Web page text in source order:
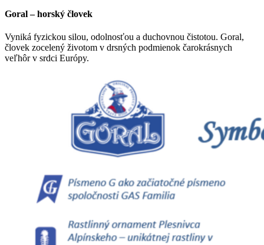
Goral – horský človek
Vyniká fyzickou silou, odolnosťou a duchovnou čistotou. Goral,
človek zocelený životom v drsných podmienok čarokrásnych
veľhôr v srdci Európy.